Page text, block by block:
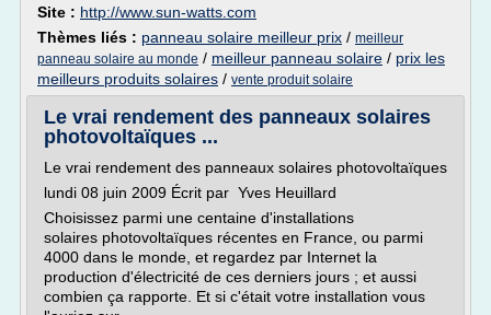
Site : http://www.sun-watts.com
Thèmes liés : panneau solaire meilleur prix / meilleur
panneau solaire au monde / meilleur panneau solaire / prix les
meilleurs produits solaires / vente produit solaire
Le vrai rendement des panneaux solaires
photovoltaïques ...
Le vrai rendement des panneaux solaires photovoltaïques
lundi 08 juin 2009 Écrit par Yves Heuillard
Choisissez parmi une centaine d'installations
solaires photovoltaïques récentes en France, ou parmi
4000 dans le monde, et regardez par Internet la
production d'électricité de ces derniers jours ; et aussi
combien ça rapporte. Et si c'était votre installation vous